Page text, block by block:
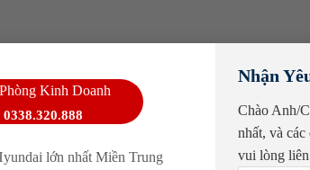
Phòng Kinh Doanh
0338.320.888
lớn nhất Miền Trung
Nhận
Chào Anh/
nhất, và các
vui lòng
ĐỂ LẠI THÔNG TIN, HYUNDAI PHÚ